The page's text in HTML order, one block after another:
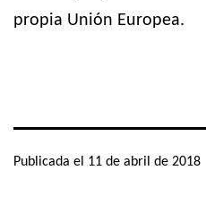
propia Unión Europea.
Publicada el 11 de abril de 2018